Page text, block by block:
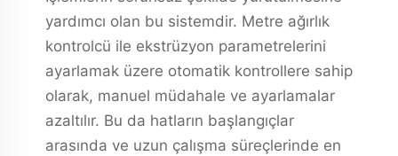
yardımcı olan bu sistemdir. Metre ağırlık
kontrolcü ile ekstrüzyon parametrelerini
ayarlamak üzere otomatik kontrollere sahip
olarak, manuel müdahale ve ayarlamalar
azaltılır. Bu da hatların başlangıçlar
arasında ve uzun çalışma süreçlerinde en